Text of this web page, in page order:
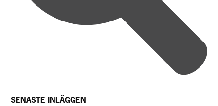
SENASTE INLÄGGEN